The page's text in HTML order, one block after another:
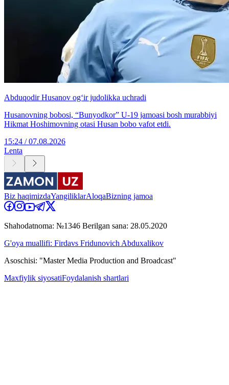
Abduqodir Husanov og‘ir judolikka uchradi
Husanovning bobosi, “Bunyodkor” U-19 jamoasi bosh murabbiyi
Hikmat Hoshimovning otasi Husan bobo vafot etdi.
15:24 / 07.08.2026
Lenta
Biz haqimizdaYangiliklarAloqaBizning jamoa
Shahodatnoma: №1346 Berilgan sana: 28.05.2020
G'oya muallifi: Firdavs Fridunovich Abduxalikov
Asoschisi: "Master Media Production and Broadcast"
Maxfiylik siyosatiFoydalanish shartlari